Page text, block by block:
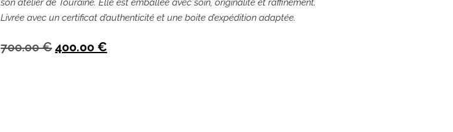
Livrée avec un certificat d’authenticité et une boite d’expédition adaptée.
700.00€ 400.00 €